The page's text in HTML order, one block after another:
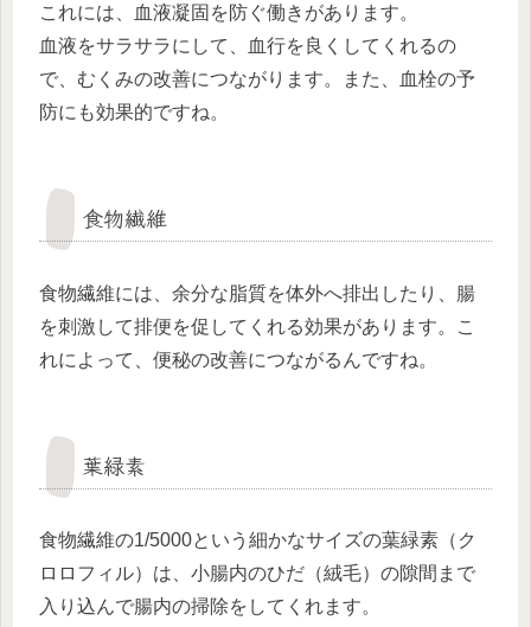
これには、血液凝固を防ぐ働きがあります。
血液をサラサラにして、血行を良くしてくれるの
で、むくみの改善につながります。また、血栓の予
防にも効果的ですね。
食物繊維
食物繊維には、余分な脂質を体外へ排出したり、腸
を刺激して排便を促してくれる効果があります。こ
れによって、便秘の改善につながるんですね。
葉緑素
食物繊維の1/5000という細かなサイズの葉緑素（ク
ロロフィル）は、小腸内のひだ（絨毛）の隙間まで
入り込んで腸内の掃除をしてくれます。